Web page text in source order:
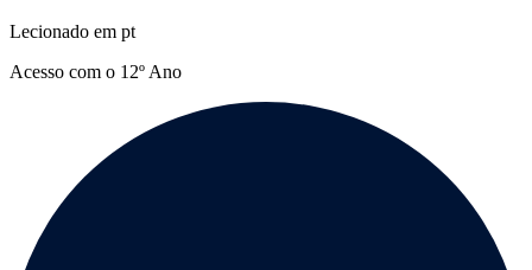
Lecionado em pt
Acesso com o 12º Ano